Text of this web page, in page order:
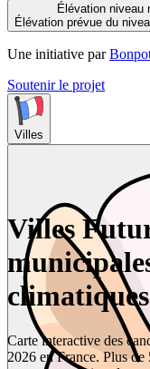
Élévation niveau
Élévation prévue du
Une initiative par
Soutenir le projet
Villes
Villes
climatiques
Carte interactive des
2026 en France. Plus